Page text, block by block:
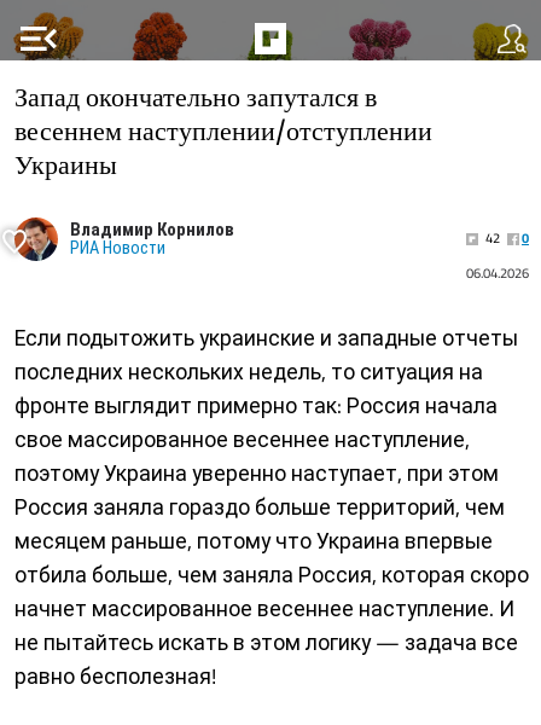
menu_open
Запад окончательно запутался в
весеннем наступлении/отступлении
Украины
Владимир Корнилов
РИА Новости 42
0
06.04.2026
Если подытожить украинские и западные отчеты
последних нескольких недель, то ситуация на
фронте выглядит примерно так: Россия начала
свое массированное весеннее наступление,
поэтому Украина уверенно наступает, при этом
Россия заняла гораздо больше территорий, чем
месяцем раньше, потому что Украина впервые
отбила больше, чем заняла Россия, которая скоро
начнет массированное весеннее наступление. И
не пытайтесь искать в этом логику — задача все
равно бесполезная!